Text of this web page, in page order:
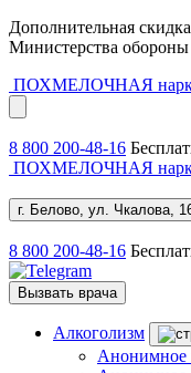
Дополнительная
Министерства обороны
ПОХМЕЛОЧНАЯ
8 800 200-48-16
ПОХМЕЛОЧНАЯ
г. Белово, ул. Чкалова,
8 800 200-48-16
Вызвать врача
Алкоголизм
Анонимное